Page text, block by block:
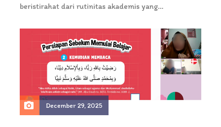
beristirahat dari rutinitas akademis yang…
December 29, 2025